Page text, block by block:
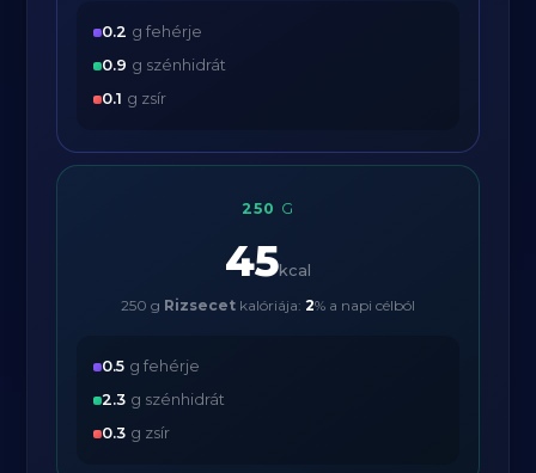
0.2 g fehérje
0.9 g szénhidrát
0.1 g zsír
250 G
45kcal
250 g Rizsecet kalóriája: 2% a napi célból
0.5 g fehérje
2.3 g szénhidrát
0.3 g zsír